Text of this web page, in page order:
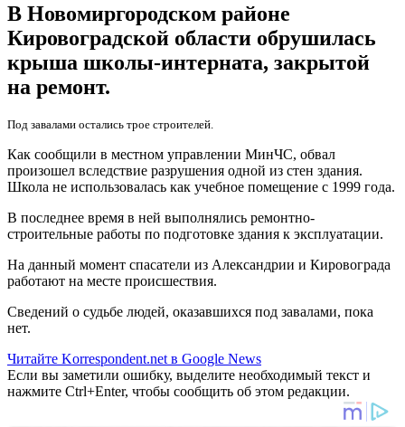
В Новомиргородском районе
Кировоградской области обрушилась
крыша школы-интерната, закрытой
на ремонт.
Под завалами остались трое строителей.
Как сообщили в местном управлении МинЧС, обвал
произошел вследствие разрушения одной из стен здания.
Школа не использовалась как учебное помещение с 1999 года.
В последнее время в ней выполнялись ремонтно-
строительные работы по подготовке здания к эксплуатации.
На данный момент спасатели из Александрии и Кировограда
работают на месте происшествия.
Сведений о судьбе людей, оказавшихся под завалами, пока
нет.
Читайте Korrespondent.net в Google News
Если вы заметили ошибку, выделите необходимый текст и
нажмите Ctrl+Enter, чтобы сообщить об этом редакции.